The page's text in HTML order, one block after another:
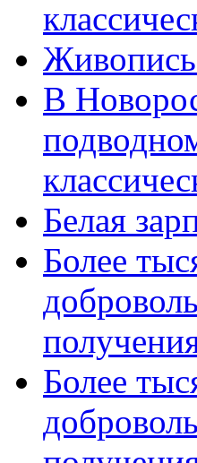
Живопись
В
Белая
Более
Более